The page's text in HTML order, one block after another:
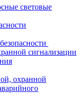
световые
сигнализации
охранной